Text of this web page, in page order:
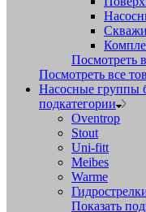
Посмотреть
Посмотреть все
Насосные группы
подкатегории
Oventrop
Stout
Uni-fitt
Meibes
Warme
Показать